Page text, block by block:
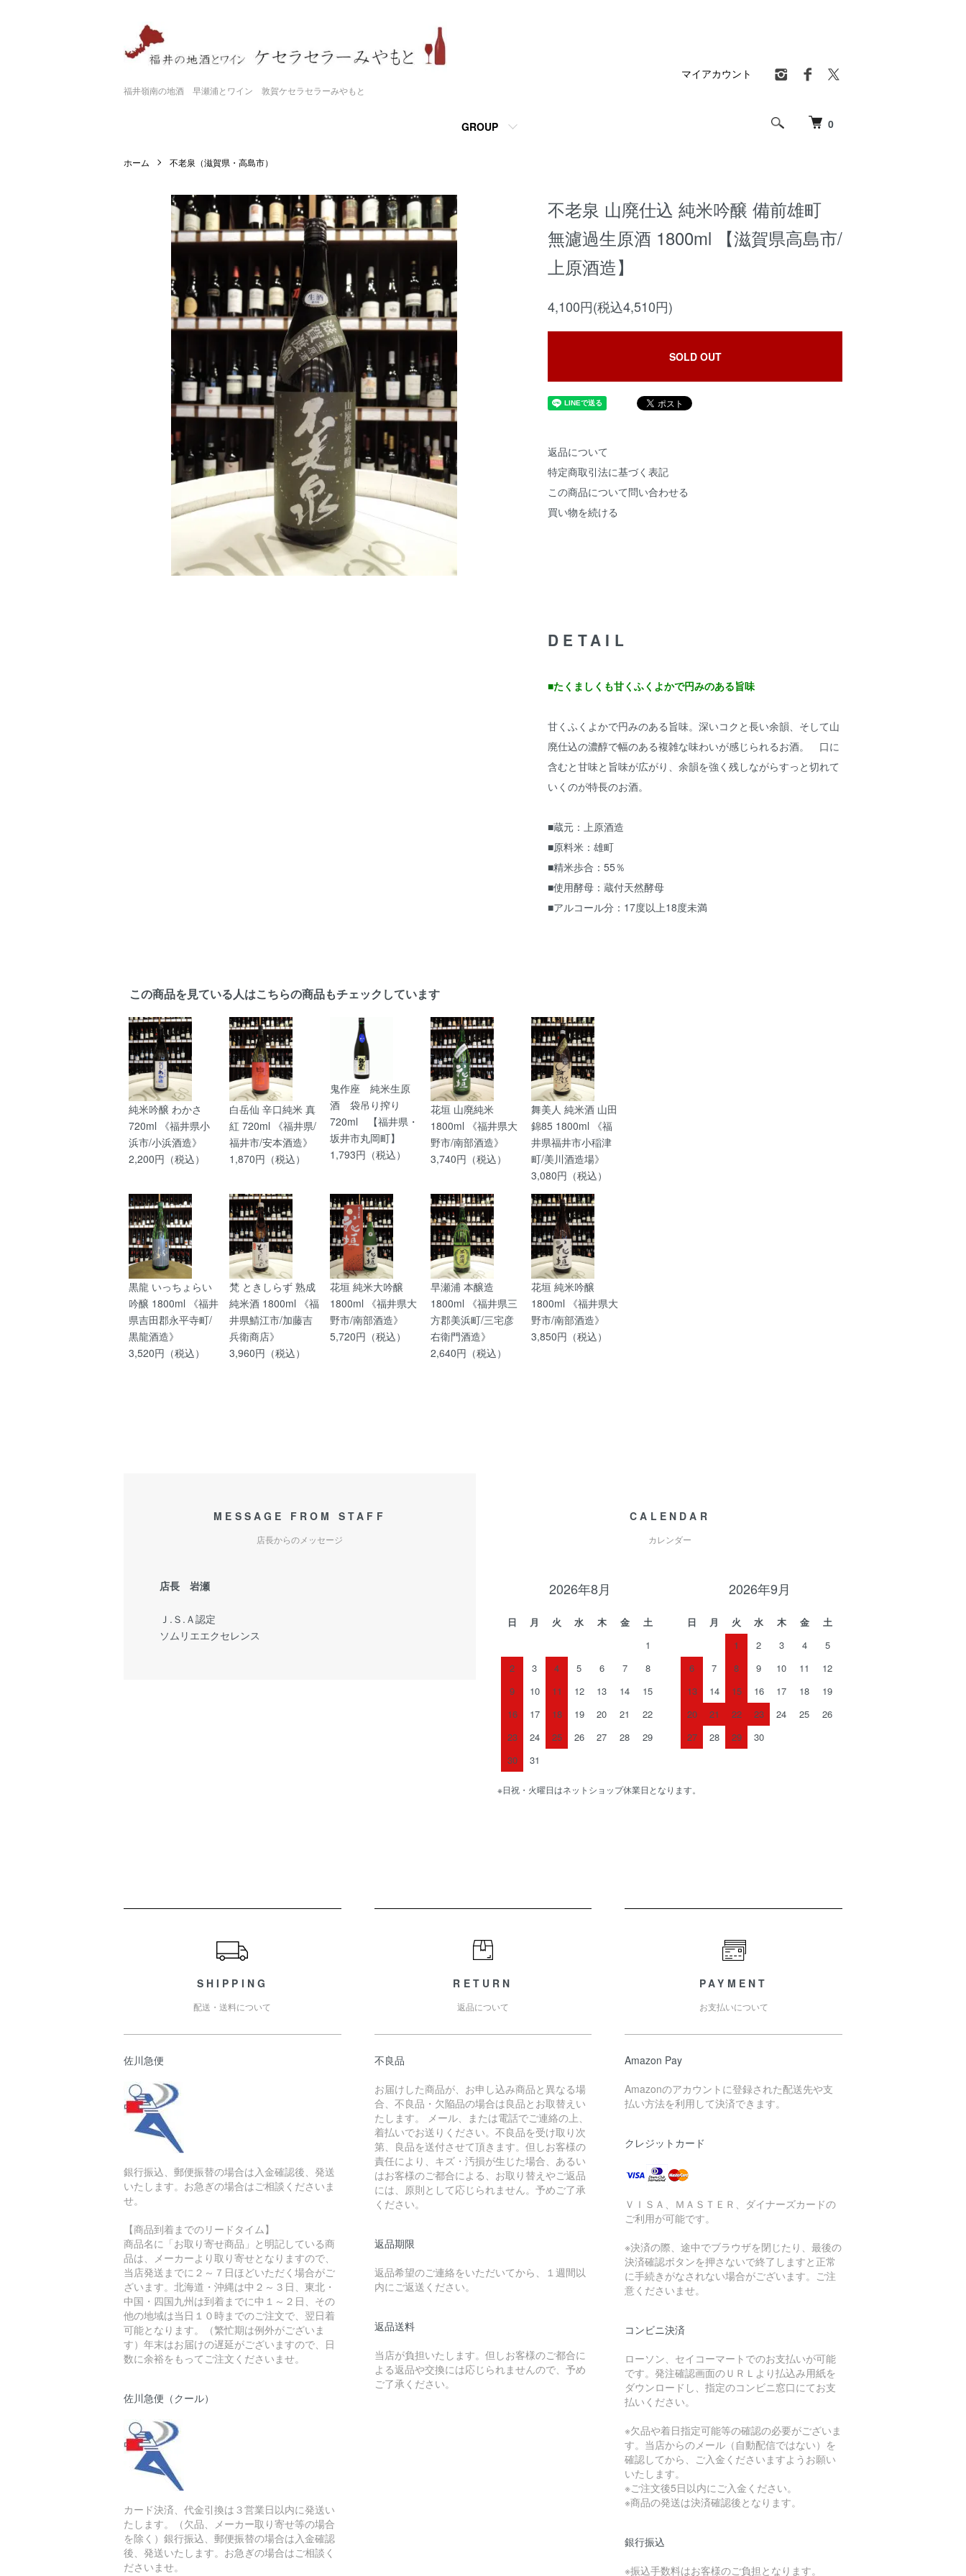
福井嶺南の地酒 早瀬浦とワイン 敦賀ケセラセラーみやもと
0
GROUP
マイアカウント
ホーム 不老泉（滋賀県・高島市）
不老泉 山廃仕込 純米吟醸 備前雄町
無濾過生原酒 1800ml 【滋賀県高島市/
上原酒造】
4,100円(税込4,510円)
SOLD OUT
返品について
特定商取引法に基づく表記
この商品について問い合わせる
買い物を続ける
DETAIL
■たくましくも甘くふくよかで円みのある旨味
甘くふくよかで円みのある旨味。深いコクと長い余韻、そして山
廃仕込の濃醇で幅のある複雑な味わいが感じられるお酒。 口に
含むと甘味と旨味が広がり、余韻を強く残しながらすっと切れて
いくのが特長のお酒。
■蔵元：上原酒造
■原料米：雄町
■精米歩合：55％
■使用酵母：蔵付天然酵母
■アルコール分：17度以上18度未満
この商品を見ている人はこちらの商品もチェックしています
純米吟醸 わかさ
720ml 《福井県小
浜市/小浜酒造》
2,200円（税込）
白岳仙 辛口純米 真
紅 720ml 《福井県/
福井市/安本酒造》
1,870円（税込）
鬼作座 純米生原
酒 袋吊り搾り
720ml 【福井県・
坂井市丸岡町】
1,793円（税込）
花垣 山廃純米
1800ml 《福井県大
野市/南部酒造》
3,740円（税込）
舞美人 純米酒 山田
錦85 1800ml 《福
井県福井市小稲津
町/美川酒造場》
3,080円（税込）
黒龍 いっちょらい
吟醸 1800ml 《福井
県吉田郡永平寺町/
黒龍酒造》
3,520円（税込）
梵 ときしらず 熟成
純米酒 1800ml 《福
井県鯖江市/加藤吉
兵衛商店》
3,960円（税込）
花垣 純米大吟醸
1800ml 《福井県大
野市/南部酒造》
5,720円（税込）
早瀬浦 本醸造
1800ml 《福井県三
方郡美浜町/三宅彦
右衛門酒造》
2,640円（税込）
花垣 純米吟醸
1800ml 《福井県大
野市/南部酒造》
3,850円（税込）
MESSAGE FROM STAFF
店長からのメッセージ
店長 岩瀬
Ｊ.Ｓ.Ａ認定
ソムリエエクセレンス
CALENDAR
カレンダー
2026年8月
日 月 火 水 木 金
土
1
2
3 4 5 6 7
8
9
10 11 12 13 14
15
16
17 18 19 20 21
22
23
24 25 26 27 28
29
30
31
2026年9月
日 月 火 水 木 金
土
1
2 3 4
5
6
7 8 9 10 11
12
13
14 15 16 17 18
19
20
21 22 23 24 25
26
27
28 29 30
※日祝・火曜日はネットショップ休業日となります。
SHIPPING
配送・送料について
佐川急便
銀行振込、郵便振替の場合は入金確認後、発送
いたします。お急ぎの場合はご相談くださいま
せ。
【商品到着までのリードタイム】
商品名に「お取り寄せ商品」と明記している商
品は、メーカーより取り寄せとなりますので、
当店発送までに２～７日ほどいただく場合がご
ざいます。北海道・沖縄は中２～３日、東北・
中国・四国九州は到着までに中１～２日、その
他の地域は当日１０時までのご注文で、翌日着
可能となります。（繁忙期は例外がございま
す）年末はお届けの遅延がございますので、日
数に余裕をもってご注文くださいませ。
佐川急便（クール）
カード決済、代金引換は３営業日以内に発送い
たします。（欠品、メーカー取り寄せ等の場合
を除く）銀行振込、郵便振替の場合は入金確認
後、発送いたします。お急ぎの場合はご相談く
ださいませ。
RETURN
返品について
不良品
お届けした商品が、お申し込み商品と異なる場
合、不良品・欠陥品の場合は良品とお取替えい
たします。 メール、または電話でご連絡の上、
着払いでお送りください。不良品を受け取り次
第、良品を送付させて頂きます。但しお客様の
責任により、キズ・汚損が生じた場合、あるい
はお客様のご都合による、お取り替えやご返品
には、原則として応じられません。予めご了承
ください。
返品期限
返品希望のご連絡をいただいてから、１週間以
内にご返送ください。
返品送料
当店が負担いたします。但しお客様のご都合に
よる返品や交換には応じられませんので、予め
ご了承ください。
PAYMENT
お支払いについて
Amazon Pay
Amazonのアカウントに登録された配送先や支
払い方法を利用して決済できます。
クレジットカード
ＶＩＳＡ、ＭＡＳＴＥＲ、ダイナーズカードの
ご利用が可能です。
※決済の際、途中でブラウザを閉じたり、最後の
決済確認ボタンを押さないで終了しますと正常
に手続きがなされない場合がございます。ご注
意くださいませ。
コンビニ決済
ローソン、セイコーマートでのお支払いが可能
です。発注確認画面のＵＲＬより払込み用紙を
ダウンロードし、指定のコンビニ窓口にてお支
払いください。
※欠品や着日指定可能等の確認の必要がございま
す。当店からのメール（自動配信ではない）を
確認してから、ご入金くださいますようお願い
いたします。
※ご注文後5日以内にご入金ください。
※商品の発送は決済確認後となります。
銀行振込
※振込手数料はお客様のご負担となります。